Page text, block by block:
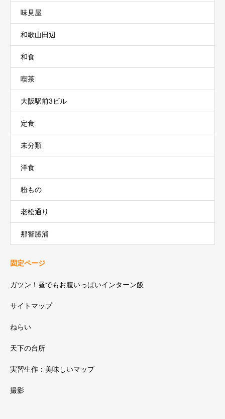
味見屋
和歌山田辺
和食
喫茶
大阪駅前3ビル
定食
未分類
洋食
粉もの
老松通り
那智勝浦
固定ページ
ガツン！昼でもお腹いっぱいインターン飯
サイトマップ
ねらい
天下の台所
実習生作：美味しいマップ
撮影